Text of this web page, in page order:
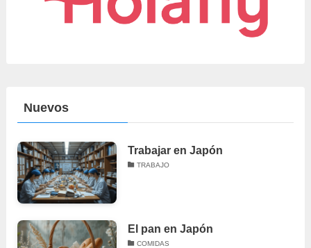
Nuevos
Trabajar en Japón
TRABAJO
El pan en Japón
COMIDAS